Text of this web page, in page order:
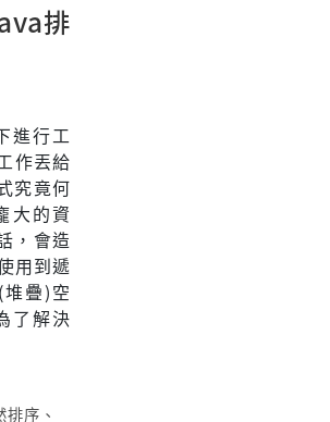
排
進行工
作丟給
究竟何
大的資
，會造
用到遞
疊)空
了解決
排序 、